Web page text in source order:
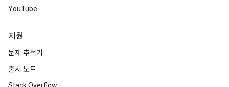
YouTube
지원
문제 추적기
출시 노트